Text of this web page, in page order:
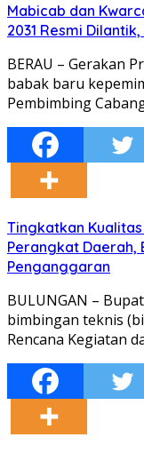
Mabicab dan
2031 Resmi
BERAU – Gerakan
babak baru
Pembimbing
Tingkatkan
Perangkat Daerah,
Penganggaran
BULUNGAN –
bimbingan teknis
Rencana Kegiatan